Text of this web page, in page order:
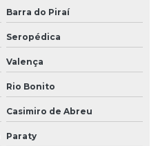
Barra do Piraí
Seropédica
Valença
Rio Bonito
Casimiro de Abreu
Paraty